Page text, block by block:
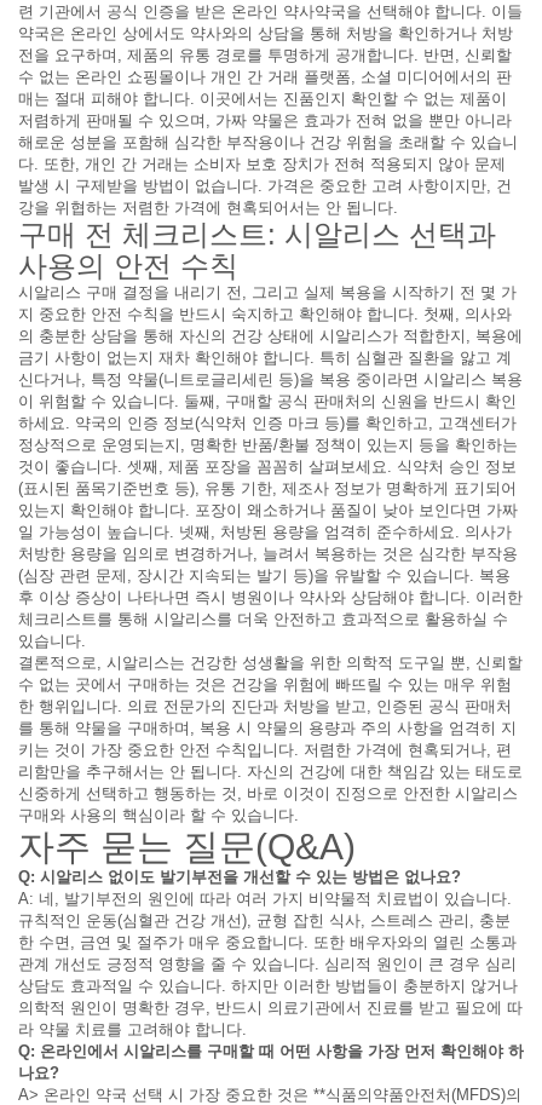
련 기관에서 공식 인증을 받은 온라인 약사약국을 선택해야 합니다. 이들
약국은 온라인 상에서도 약사와의 상담을 통해 처방을 확인하거나 처방
전을 요구하며, 제품의 유통 경로를 투명하게 공개합니다. 반면, 신뢰할
수 없는 온라인 쇼핑몰이나 개인 간 거래 플랫폼, 소셜 미디어에서의 판
매는 절대 피해야 합니다. 이곳에서는 진품인지 확인할 수 없는 제품이
저렴하게 판매될 수 있으며, 가짜 약물은 효과가 전혀 없을 뿐만 아니라
해로운 성분을 포함해 심각한 부작용이나 건강 위험을 초래할 수 있습니
다. 또한, 개인 간 거래는 소비자 보호 장치가 전혀 적용되지 않아 문제
발생 시 구제받을 방법이 없습니다. 가격은 중요한 고려 사항이지만, 건
강을 위협하는 저렴한 가격에 현혹되어서는 안 됩니다.
구매 전 체크리스트: 시알리스 선택과
사용의 안전 수칙
시알리스 구매 결정을 내리기 전, 그리고 실제 복용을 시작하기 전 몇 가
지 중요한 안전 수칙을 반드시 숙지하고 확인해야 합니다. 첫째, 의사와
의 충분한 상담을 통해 자신의 건강 상태에 시알리스가 적합한지, 복용에
금기 사항이 없는지 재차 확인해야 합니다. 특히 심혈관 질환을 앓고 계
신다거나, 특정 약물(니트로글리세린 등)을 복용 중이라면 시알리스 복용
이 위험할 수 있습니다. 둘째, 구매할 공식 판매처의 신원을 반드시 확인
하세요. 약국의 인증 정보(식약처 인증 마크 등)를 확인하고, 고객센터가
정상적으로 운영되는지, 명확한 반품/환불 정책이 있는지 등을 확인하는
것이 좋습니다. 셋째, 제품 포장을 꼼꼼히 살펴보세요. 식약처 승인 정보
(표시된 품목기준번호 등), 유통 기한, 제조사 정보가 명확하게 표기되어
있는지 확인해야 합니다. 포장이 왜소하거나 품질이 낮아 보인다면 가짜
일 가능성이 높습니다. 넷째, 처방된 용량을 엄격히 준수하세요. 의사가
처방한 용량을 임의로 변경하거나, 늘려서 복용하는 것은 심각한 부작용
(심장 관련 문제, 장시간 지속되는 발기 등)을 유발할 수 있습니다. 복용
후 이상 증상이 나타나면 즉시 병원이나 약사와 상담해야 합니다. 이러한
체크리스트를 통해 시알리스를 더욱 안전하고 효과적으로 활용하실 수
있습니다.
결론적으로, 시알리스는 건강한 성생활을 위한 의학적 도구일 뿐, 신뢰할
수 없는 곳에서 구매하는 것은 건강을 위험에 빠뜨릴 수 있는 매우 위험
한 행위입니다. 의료 전문가의 진단과 처방을 받고, 인증된 공식 판매처
를 통해 약물을 구매하며, 복용 시 약물의 용량과 주의 사항을 엄격히 지
키는 것이 가장 중요한 안전 수칙입니다. 저렴한 가격에 현혹되거나, 편
리함만을 추구해서는 안 됩니다. 자신의 건강에 대한 책임감 있는 태도로
신중하게 선택하고 행동하는 것, 바로 이것이 진정으로 안전한 시알리스
구매와 사용의 핵심이라 할 수 있습니다.
자주 묻는 질문(Q&A)
Q: 시알리스 없이도 발기부전을 개선할 수 있는 방법은 없나요?
A: 네, 발기부전의 원인에 따라 여러 가지 비약물적 치료법이 있습니다.
규칙적인 운동(심혈관 건강 개선), 균형 잡힌 식사, 스트레스 관리, 충분
한 수면, 금연 및 절주가 매우 중요합니다. 또한 배우자와의 열린 소통과
관계 개선도 긍정적 영향을 줄 수 있습니다. 심리적 원인이 큰 경우 심리
상담도 효과적일 수 있습니다. 하지만 이러한 방법들이 충분하지 않거나
의학적 원인이 명확한 경우, 반드시 의료기관에서 진료를 받고 필요에 따
라 약물 치료를 고려해야 합니다.
Q: 온라인에서 시알리스를 구매할 때 어떤 사항을 가장 먼저 확인해야 하
나요?
A> 온라인 약국 선택 시 가장 중요한 것은 **식품의약품안전처(MFDS)의